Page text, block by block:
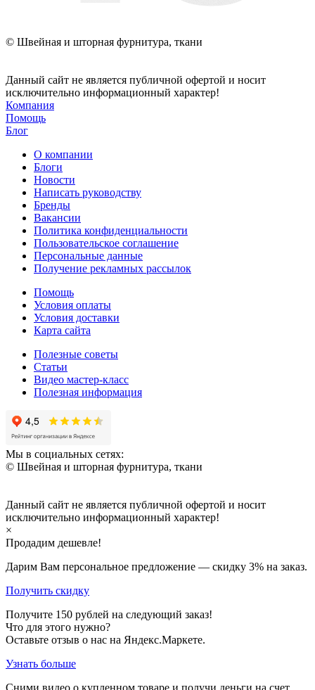
© Швейная и шторная фурнитура, ткани
Данный сайт не является публичной офертой и носит
исключительно информационный характер!
Компания
Помощь
Блог
О компании
Блоги
Новости
Написать руководству
Бренды
Вакансии
Политика конфиденциальности
Пользовательское соглашение
Персональные данные
Получение рекламных рассылок
Помощь
Условия оплаты
Условия доставки
Карта сайта
Полезные советы
Статьи
Видео мастер-класс
Полезная информация
Мы в социальных сетях:
© Швейная и шторная фурнитура, ткани
Данный сайт не является публичной офертой и носит
исключительно информационный характер!
×
Продадим дешевле!
Дарим Вам персональное предложение — скидку 3% на заказ.
Получить скидку
Получите 150 рублей на следующий заказ!
Что для этого нужно?
Оставьте отзыв о нас на Яндекс.Маркете.
Узнать больше
Сними видео о купленном товаре и получи деньги на счет